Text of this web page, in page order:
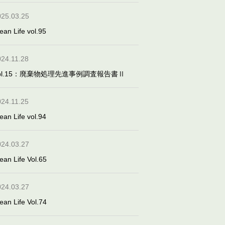
Life vol.95
：廃棄物処理先進事例調査報告書Ⅱ
Life vol.94
Life Vol.65
Life Vol.74